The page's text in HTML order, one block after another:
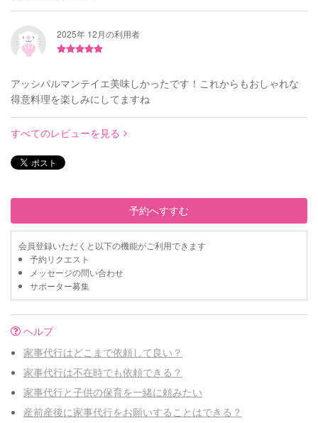
2025年 12月の利用者
アッシパルマンテイエ美味しかったです！これからもおしゃれな
得意料理を楽しみにしてますね
すべてのレビューを見る
予約へすすむ
会員登録いただくと以下の機能がご利用できます
予約リクエスト
メッセージの問い合わせ
サポーター募集
ヘルプ
家事代行はどこまで依頼して良い？
家事代行は不在時でも依頼できる？
家事代行と子供の保育を一緒に頼みたい
産前産後に家事代行をお願いすることはできる？